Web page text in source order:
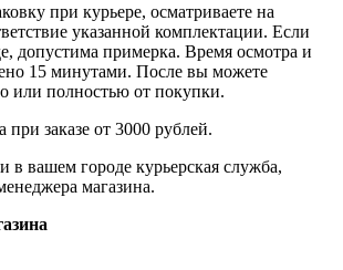
при курьере, осматриваете на
указанной комплектации. Если
допустима примерка. Время осмотра и
15 минутами. После вы можете
или полностью от покупки.
при заказе от 3000 рублей.
в вашем городе курьерская служба,
магазина.